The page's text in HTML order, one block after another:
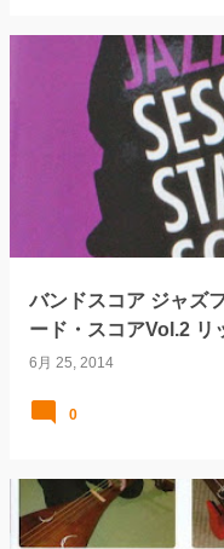
バンドスコア ジャズ
ード・スコアVol.2 リ
6月 25, 2014
0